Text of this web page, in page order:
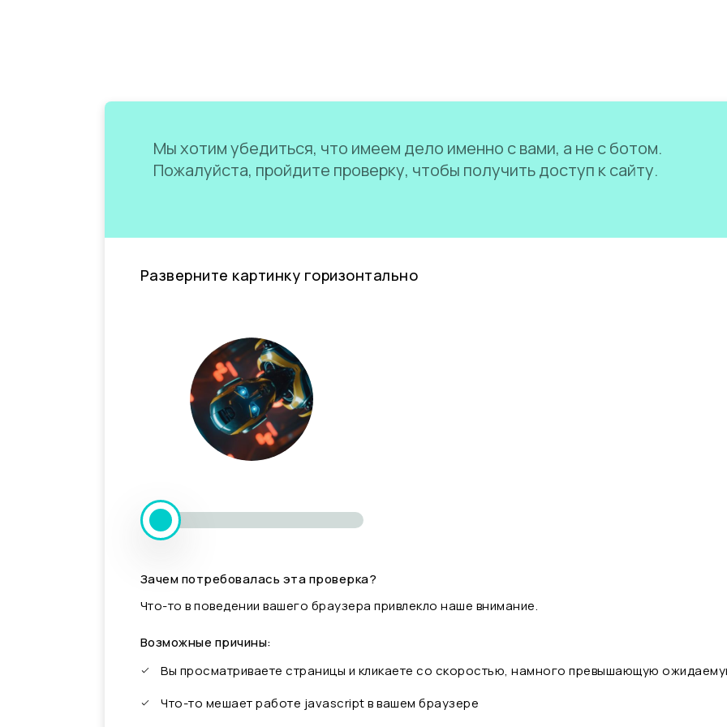
Мы хотим убедиться, что имеем дело именно с вами, а не с ботом.
Пожалуйста, пройдите проверку, чтобы получить доступ к сайту.
Разверните картинку горизонтально
Зачем потребовалась эта проверка?
Что-то в поведении вашего браузера привлекло наше внимание.
Возможные причины:
Вы просматриваете страницы и кликаете со скоростью, намного превышающую
Что-то мешает работе javascript в вашем браузере